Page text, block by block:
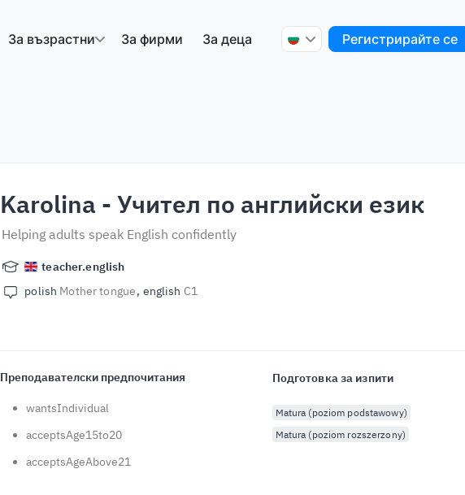
За възрастни За фирми За деца Регистрирайте се
Karolina - Учител по английски език
Helping adults speak English confidently
teacher.english
polish Mother tongue english C1
Преподавателски предпочитания
wantsIndividual
acceptsAge15to20
acceptsAgeAbove21
Подготовка за изпити
Matura (poziom podstawowy)
Matura (poziom rozszerzony)